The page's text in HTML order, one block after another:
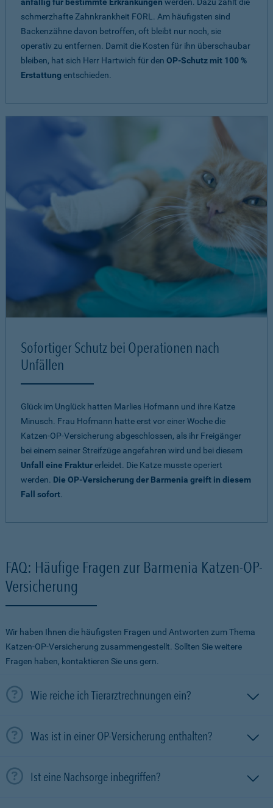
schmerzhafte Zahnkrankheit FORL. Am häufigsten sind
Backenzähne davon betroffen, oft bleibt nur noch, sie
operativ zu entfernen. Damit die Kosten für ihn überschaubar
bleiben, hat sich Herr Hartwich für den OP-Schutz mit 100 %
Erstattung entschieden.
Sofortiger Schutz bei Operationen nach
Unfällen
Glück im Unglück hatten Marlies Hofmann und ihre Katze
Minusch. Frau Hofmann hatte erst vor einer Woche die
Katzen-OP-Versicherung abgeschlossen, als ihr Freigänger
bei einem seiner Streifzüge angefahren wird und bei diesem
Unfall eine Frakturerleidet. Die Katze musste operiert
werden. Die OP-Versicherung der Barmenia greift in diesem
Fall sofort.
FAQ: Häufige Fragen zur Barmenia Katzen-OP-
Versicherung
Wir haben Ihnen die häufigsten Fragen und Antworten zum Thema
Katzen-OP-Versicherung zusammengestellt. Sollten Sie weitere
Fragen haben, kontaktieren Sie uns gern.
Wie reiche ich Tierarztrechnungen ein?
Was ist in einer OP-Versicherung enthalten?
Ist eine Nachsorge inbegriffen?